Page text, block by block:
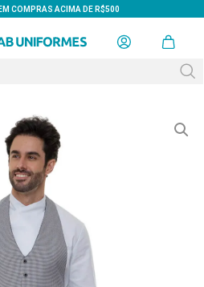
COMPRAS ACIMA DE R$500